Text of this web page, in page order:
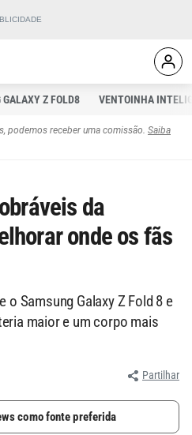
Z FOLD8 VENTOINHA
podemos receber uma comissão. Saiba
da
onde os fãs
o Samsung Galaxy Z Fold 8 e
maior e um corpo mais
Partilhar
como fonte preferida